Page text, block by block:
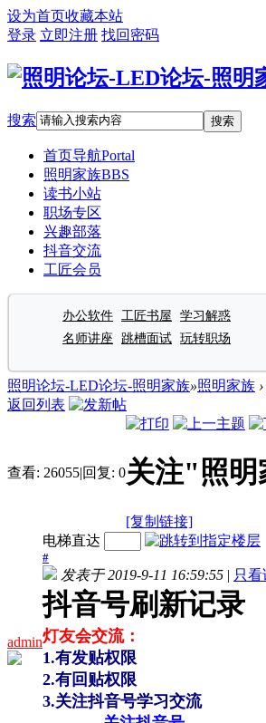
设为首页收藏本站
登录 立即注册 找回密码
搜索 搜索
首页导航Portal
照明家族BBS
读书小站
职场专区
兴趣部落
抖音交流
工匠会员
办公软件 工匠书屋
学习解惑
名师讲座
跳槽面试 玩转职场
照明论坛-LED论坛-照明家族»照明家族 ›
返回列表
查看: 26055|回复: 0关注"照
[复制链接]
admin
电梯直达
#
发表于 2019-9-11 16:59:55 | 只
抖音号刷新记录
灯友会交流：
1.有发贴权限
2.有回 贴权限
3.关注抖音号学习交流